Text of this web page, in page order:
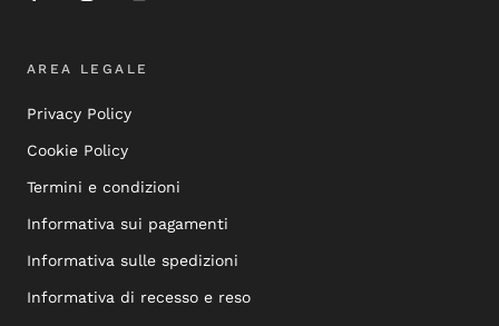
AREA LEGALE
Privacy Policy
Cookie Policy
Termini e condizioni
Informativa sui pagamenti
Informativa sulle spedizioni
Informativa di recesso e reso